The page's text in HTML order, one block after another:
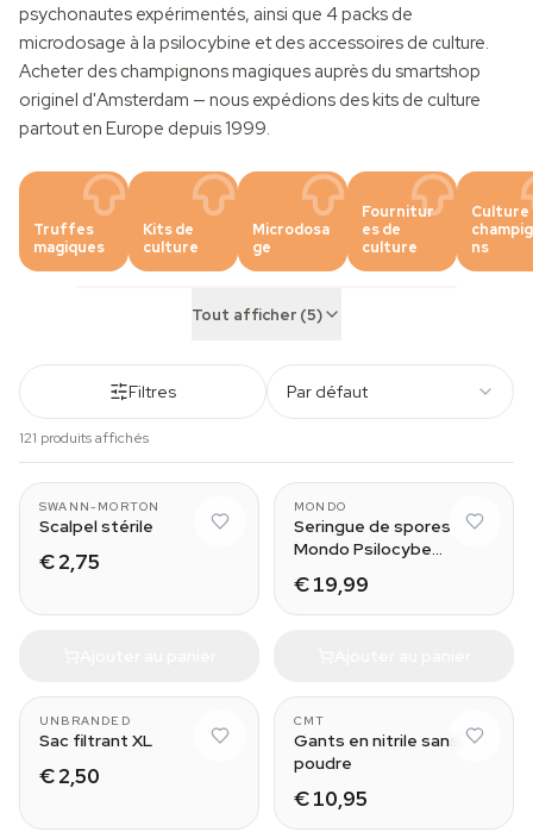
psychonautes expérimentés, ainsi que 4 packs de
microdosage à la psilocybine et des accessoires de culture.
Acheter des champignons magiques auprès du smartshop
originel d'Amsterdam — nous expédions deskits de culture
partout en Europe depuis 1999.
Truffes
magiques
Kits de
culture
Microdosa
ge
Fournitur
es de
culture
Culture
ns
Tout afficher (5)
Filtres Par défaut
121 produits affichés
SWANN-MORTON
Scalpel stérile
€ 2,75
MONDO
Seringue de spores
Mondo Psilocybe
€ 19,99
UNBRANDED
Sac filtrant XL
€ 2,50
CMT
Gants en nitrile sans
poudre
€ 10,95